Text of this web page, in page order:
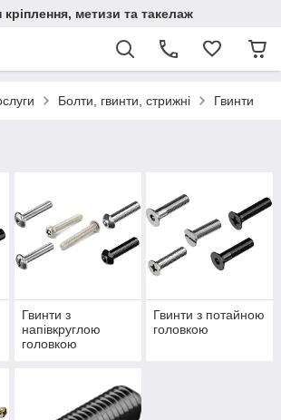
кріплення, метизи та такелаж
Болти, гвинти, стрижні Гвинти
Гвинти з
напівкруглою
головкою
Гвинти з потайною
головкою